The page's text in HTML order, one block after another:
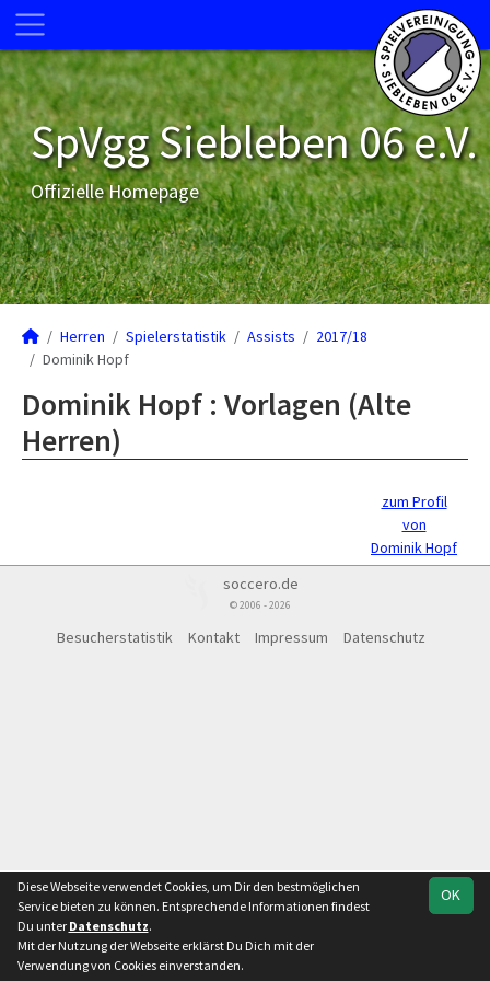
SpVgg Siebleben 06 e.V.
Offizielle Homepage
Herren Spielerstatistik Assists
2017/18
Dominik Hopf
Dominik Hopf : Vorlagen (Alte
Herren)
zum Profil
von
Dominik Hopf
soccero.de
© 2006 - 2026
Besucherstatistik Kontakt Impressum Datenschutz
OK
Diese Webseite verwendet Cookies, um Dir den bestmöglichen
Service bieten zu können. Entsprechende Informationen findest
Du unter Datenschutz.
Mit der Nutzung der Webseite erklärst Du Dich mit der
Verwendung von Cookies einverstanden.